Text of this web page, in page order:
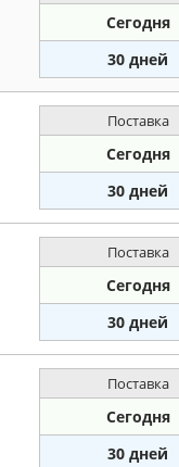
Сегодня
30 дней
Поставка
Сегодня
30 дней
Поставка
Сегодня
30 дней
Поставка
Сегодня
30 дней